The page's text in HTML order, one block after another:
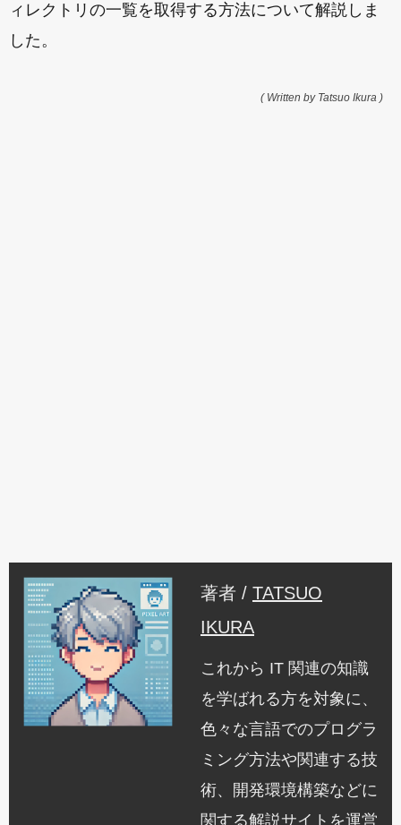
ィレクトリの一覧を取得する方法について解説しま
した。
( Written by Tatsuo Ikura )
著者 / TATSUO
IKURA
これから IT 関連の知識
を学ばれる方を対象に、
色々な言語でのプログラ
ミング方法や関連する技
術、開発環境構築などに
関する解説サイトを運営